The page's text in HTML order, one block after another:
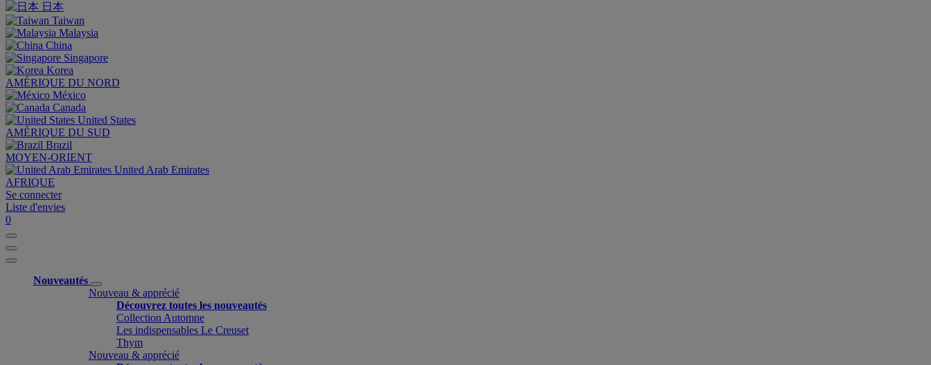
日本
Taiwan
Malaysia
China
Singapore
Korea
AMÉRIQUE DU NORD
México
Canada
United States
AMÉRIQUE DU SUD
Brazil
MOYEN-ORIENT
United Arab Emirates
AFRIQUE
Se connecter
Liste d'envies
0
Nouveautés
Nouveau & apprécié
Découvrez toutes les nouveautés
Collection Automne
Les indispensables Le Creuset
Thym
Nouveau & apprécié